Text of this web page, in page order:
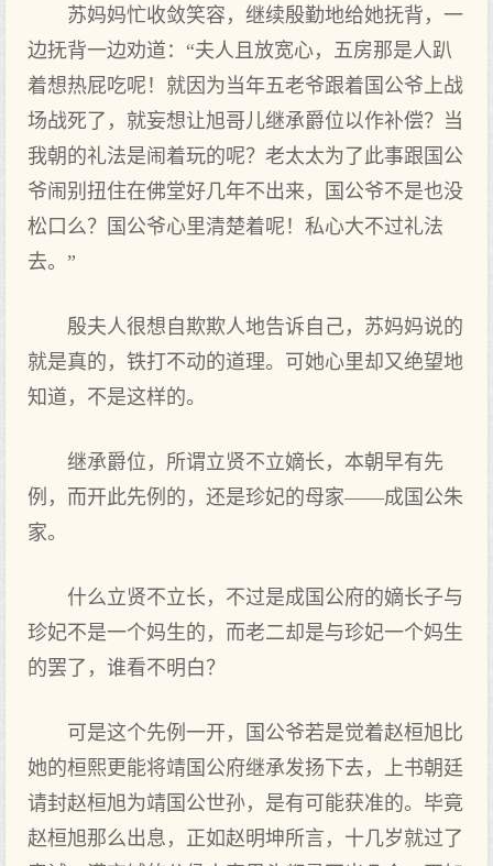
苏妈妈忙收敛笑容，继续殷勤地给她抚背，一
边抚背一边劝道：“夫人且放宽心，五房那是人趴
着想热屁吃呢！就因为当年五老爷跟着国公爷上战
场战死了，就妄想让旭哥儿继承爵位以作补偿？当
我朝的礼法是闹着玩的呢？老太太为了此事跟国公
爷闹别扭住在佛堂好几年不出来，国公爷不是也没
松口么？国公爷心里清楚着呢！私心大不过礼法
去。”
殷夫人很想自欺欺人地告诉自己，苏妈妈说的
就是真的，铁打不动的道理。可她心里却又绝望地
知道，不是这样的。
继承爵位，所谓立贤不立嫡长，本朝早有先
例，而开此先例的，还是珍妃的母家——成国公朱
家。
什么立贤不立长，不过是成国公府的嫡长子与
珍妃不是一个妈生的，而老二却是与珍妃一个妈生
的罢了，谁看不明白？
可是这个先例一开，国公爷若是觉着赵桓旭比
她的桓熙更能将靖国公府继承发扬下去，上书朝廷
请封赵桓旭为靖国公世孙，是有可能获准的。毕竟
赵桓旭那么出息，正如赵明坤所言，十几岁就过了